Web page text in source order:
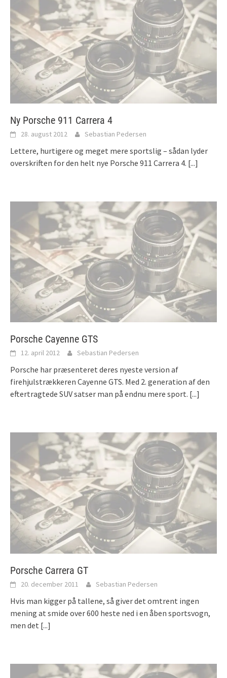
Ny Porsche 911 Carrera 4
28. august 2012 Sebastian Pedersen
Lettere, hurtigere og meget mere sportslig – sådan lyder
overskriften for den helt nye Porsche 911 Carrera 4. [...]
Porsche Cayenne GTS
12. april 2012 Sebastian Pedersen
Porsche har præsenteret deres nyeste version af
firehjulstrækkeren Cayenne GTS. Med 2. generation af den
eftertragtede SUV satser man på endnu mere sport. [...]
Porsche Carrera GT
20. december 2011 Sebastian Pedersen
Hvis man kigger på tallene, så giver det omtrent ingen
mening at smide over 600 heste ned i en åben sportsvogn,
men det [...]